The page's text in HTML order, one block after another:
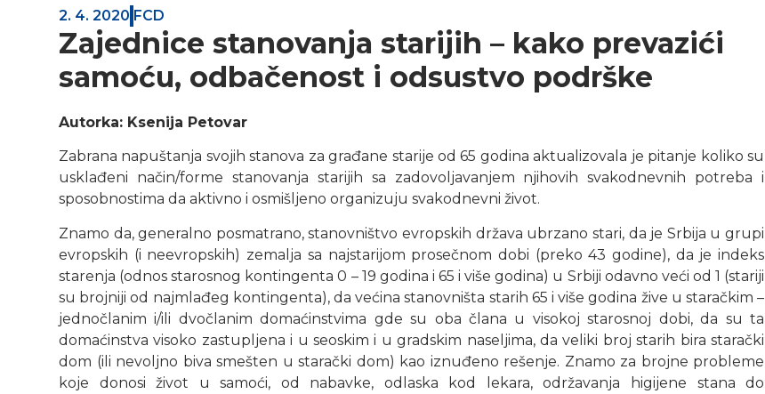
2. 4. 2020 FCD
Zajednice stanovanja starijih – kako prevazići
samoću, odbačenost i odsustvo podrške
Autorka: Ksenija Petovar
Zabrana napuštanja svojih stanova za građane starije od 65 godina aktualizovala je pitanje koliko su
usklađeni način/forme stanovanja starijih sa zadovoljavanjem njihovih svakodnevnih potreba i
sposobnostima da aktivno i osmišljeno organizuju svakodnevni život.
Znamo da, generalno posmatrano, stanovništvo evropskih država ubrzano stari, da je Srbija u grupi
evropskih (i neevropskih) zemalja sa najstarijom prosečnom dobi (preko 43 godine), da je indeks
starenja (odnos starosnog kontingenta 0 – 19 godina i 65 i više godina) u Srbiji odavno veći od 1 (stariji
su brojniji od najmlađeg kontingenta), da većina stanovništa starih 65 i više godina žive u staračkim –
jednočlanim i/ili dvočlanim domaćinstvima gde su oba člana u visokoj starosnoj dobi, da su ta
domaćinstva visoko zastupljena i u seoskim i u gradskim naseljima, da veliki broj starih bira starački
dom (ili nevoljno biva smešten u starački dom) kao iznuđeno rešenje. Znamo za brojne probleme
koje donosi život u samoći, od nabavke, odlaska kod lekara, održavanja higijene stana do